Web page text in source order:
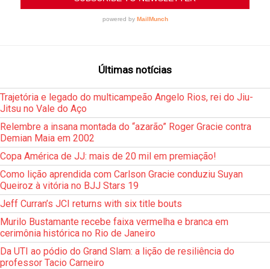
Últimas notícias
Trajetória e legado do multicampeão Angelo Rios, rei do Jiu-
Jitsu no Vale do Aço
Relembre a insana montada do “azarão” Roger Gracie contra
Demian Maia em 2002
Copa América de JJ: mais de 20 mil em premiação!
Como lição aprendida com Carlson Gracie conduziu Suyan
Queiroz à vitória no BJJ Stars 19
Jeff Curran’s JCI returns with six title bouts
Murilo Bustamante recebe faixa vermelha e branca em
cerimônia histórica no Rio de Janeiro
Da UTI ao pódio do Grand Slam: a lição de resiliência do
professor Tacio Carneiro